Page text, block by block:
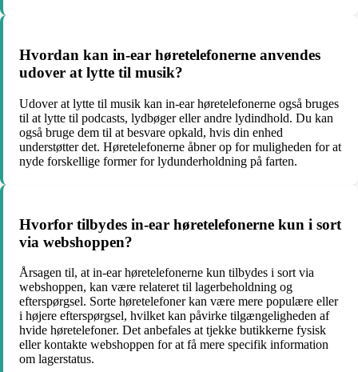
Hvordan kan in-ear høretelefonerne anvendes
udover at lytte til musik?
Udover at lytte til musik kan in-ear høretelefonerne også bruges
til at lytte til podcasts, lydbøger eller andre lydindhold. Du kan
også bruge dem til at besvare opkald, hvis din enhed
understøtter det. Høretelefonerne åbner op for muligheden for at
nyde forskellige former for lydunderholdning på farten.
Hvorfor tilbydes in-ear høretelefonerne kun i sort
via webshoppen?
Årsagen til, at in-ear høretelefonerne kun tilbydes i sort via
webshoppen, kan være relateret til lagerbeholdning og
efterspørgsel. Sorte høretelefoner kan være mere populære eller
i højere efterspørgsel, hvilket kan påvirke tilgængeligheden af
hvide høretelefoner. Det anbefales at tjekke butikkerne fysisk
eller kontakte webshoppen for at få mere specifik information
om lagerstatus.